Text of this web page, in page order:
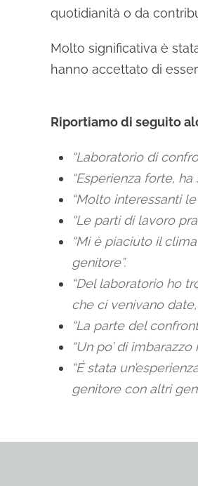
quotidianità o da
Molto significativa è
hanno accettato di
Riportiamo di seguito
“Laboratorio di
“Esperienza forte,
“Molto interessanti
“Le parti di lavoro
“Mi è piaciuto il
genitore”.
“Del laboratorio ho
che ci venivano
“La parte del
“Un po’ di
“É stata
genitore con altri